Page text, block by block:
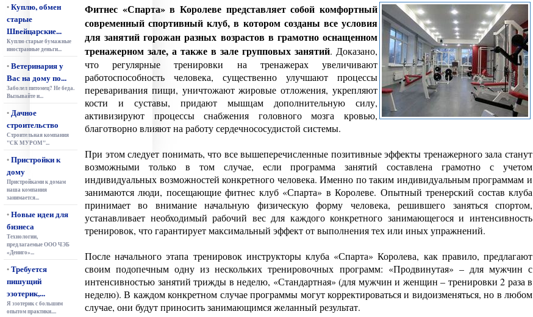
•Куплю, обмен
старые
Швейцарские...
Куплю старые бумажные
иностранные деньги...
•Ветеринария у
Вас на дому по...
Заболел питомец? Не беда.
Вызывайте и...
•Дачное
строительство
Строительная компания
"СК МУРОМ"...
•Пристройки к
дому
Пристройками к домам
наша компания
занимается...
•Новые идеи для
бизнеса
Технологии,
предлагаемые ООО ЧЭБ
«Дениго»...
•Требуется
пишущий
эзотерик,...
Я эзотерик с большим
опытом практики....
Фитнес «Спарта» в Королеве представляет собой комфортный
современный спортивный клуб, в котором созданы все условия
для занятий горожан разных возрастов в грамотно оснащенном
тренажерном зале, а также в зале групповых занятий. Доказано,
что регулярные тренировки на тренажерах увеличивают
работоспособность человека, существенно улучшают процессы
переваривания пищи, уничтожают жировые отложения, укрепляют
кости и суставы, придают мышцам дополнительную силу,
активизируют процессы снабжения головного мозга кровью,
благотворно влияют на работу сердечнососудистой системы.
При этом следует понимать, что все вышеперечисленные позитивные эффекты тренажерного зала станут
возможными только в том случае, если программа занятий составлена грамотно с учетом
индивидуальных возможностей конкретного человека. Именно по таким индивидуальным программам и
занимаются люди, посещающие фитнес клуб «Спарта» в Королеве. Опытный тренерский состав клуба
принимает во внимание начальную физическую форму человека, решившего заняться спортом,
устанавливает необходимый рабочий вес для каждого конкретного занимающегося и интенсивность
тренировок, что гарантирует максимальный эффект от выполнения тех или иных упражнений.
После начального этапа тренировок инструкторы клуба «Спарта» Королева, как правило, предлагают
своим подопечным одну из нескольких тренировочных программ: «Продвинутая» – для мужчин с
интенсивностью занятий трижды в неделю, «Стандартная» (для мужчин и женщин – тренировки 2 раза в
неделю). В каждом конкретном случае программы могут корректироваться и видоизменяться, но в любом
случае, они будут приносить занимающимся желанный результат.